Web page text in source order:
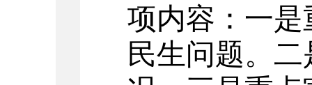
项内容：一
民生问题。